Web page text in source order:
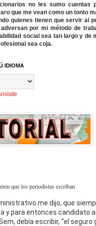
no les sumo cuentas
que me vean como un tonto
quienes tienen que servir al
por mi método de
social sea tan largo y de
sea coja.
IDIOMA
que los periodistas escriban
me dijo, que
y para entonces candidato
debía escribir, “el seguro